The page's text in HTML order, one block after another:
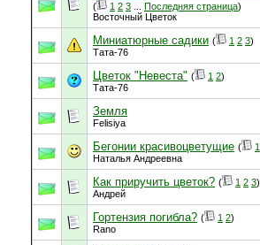
( 1 2 3 Последняя страница)
Восточный Цветок
Миниатюрные садики ( 1 2 3)
Тата-76
Цветок "Невеста" ( 1 2)
Тата-76
Земля
Felisiya
Бегонии красивоцветущие ( 1
Наталья Андреевна
Как приручить цветок? ( 1 2 3)
Андрей
Гортензия погибла? ( 1 2)
Rano